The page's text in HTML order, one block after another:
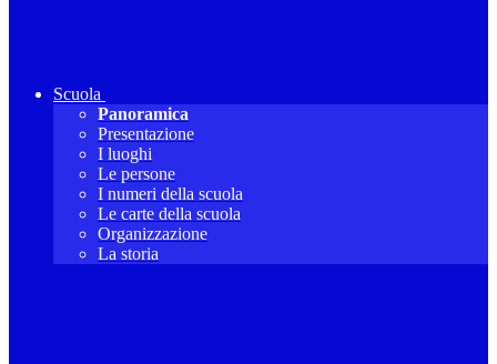
Scuola
Panoramica
Presentazione
I luoghi
Le persone
I numeri della scuola
Le carte della scuola
Organizzazione
La storia